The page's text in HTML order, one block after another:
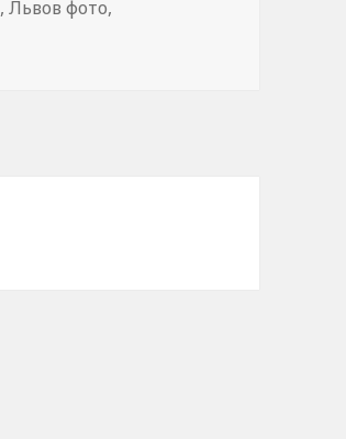
,Львов фото,